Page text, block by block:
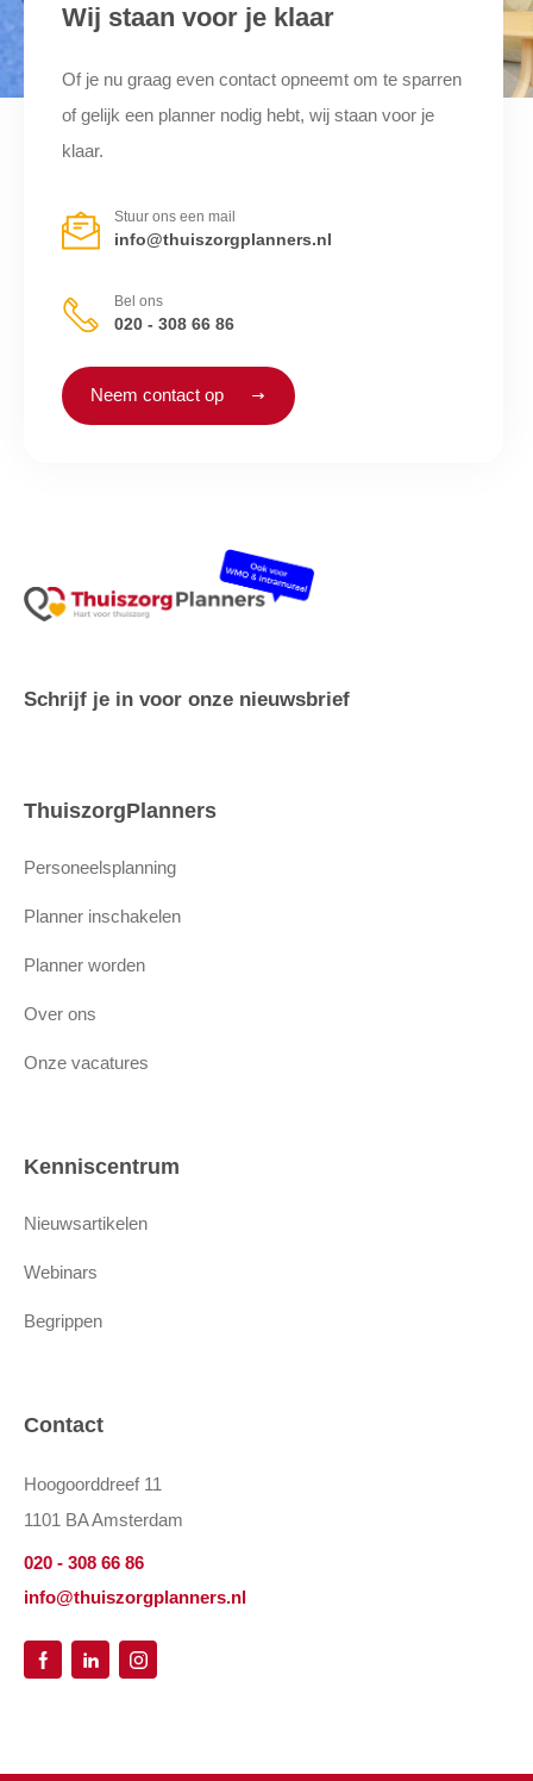
Wij staan voor je klaar
Of je nu graag even contact opneemt om te sparren
of gelijk een planner nodig hebt, wij staan voor je
klaar.
Stuur ons een mail
info@thuiszorgplanners.nl
Bel ons
020 - 308 66 86
Neem contact op
Schrijf je in voor onze nieuwsbrief
ThuiszorgPlanners
Personeelsplanning
Planner inschakelen
Planner worden
Over ons
Onze vacatures
Kenniscentrum
Nieuwsartikelen
Webinars
Begrippen
Contact
Hoogoorddreef 11
1101 BA Amsterdam
020 - 308 66 86
info@thuiszorgplanners.nl